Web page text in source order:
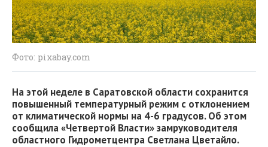
Фото: pixabay.com
На этой неделе в Саратовской области сохранится
повышенный температурный режим с отклонением
от климатической нормы на 4-6 градусов. Об этом
сообщила «Четвертой Власти» замруководителя
областного Гидрометцентра Светлана Цветайло.